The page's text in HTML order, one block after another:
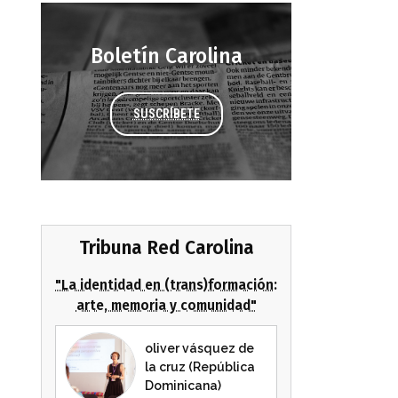
Boletín Carolina
SUSCRÍBETE
Tribuna Red Carolina
"La identidad en (trans)formación:
arte, memoria y comunidad"
oliver vásquez de
la cruz (República
Dominicana)